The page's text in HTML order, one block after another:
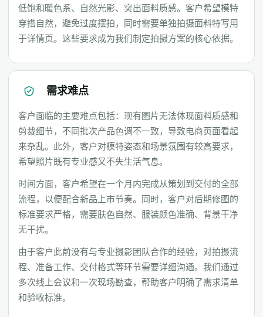
低饱和暖色系、自然光影、突出面料质感。客户希望模特
穿搭自然，避免过度摆拍，同时需要单独拍摄面料特写用
于详情页。这些要求成为我们制定拍摄方案的核心依据。
需求难点
客户面临的主要难点包括：现有图片无法体现面料质感和
剪裁细节，不同批次产品色调不一致，导致电商页面看起
来杂乱。此外，客户对模特姿态和场景氛围有较高要求，
希望照片既有专业感又不失生活气息。
时间方面，客户希望在一个月内完成从策划到交付的全部
流程，以便配合新品上市节奏。同时，客户对后期修图的
标准要求严格，需要肤色自然、服装颜色准确、背景干净
无干扰。
由于客户此前没有与专业摄影团队合作的经验，对拍摄流
程、准备工作、交付格式等环节需要详细沟通。我们通过
多次线上会议和一次现场勘查，帮助客户明确了需求清单
和验收标准。